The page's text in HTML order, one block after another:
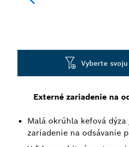
Externé zariadenie na
Malá okrúhla kefová dýza
zariadenie na odsávanie
Vyberte